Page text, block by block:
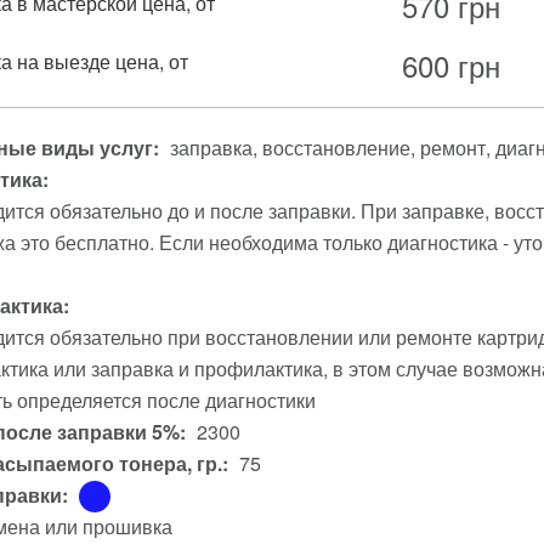
на выезде цена, от 600 грн
виды услуг: заправка восстановление ремонт
обязательно до и после заправки. При заправке,
это бесплатно. Если необходима только диагностика -
обязательно при восстановлении или ремонте
или заправка и профилактика, в этом случае
определяется после диагностики
заправки 5%: 2300
тонера, гр.: 75
или прошивка